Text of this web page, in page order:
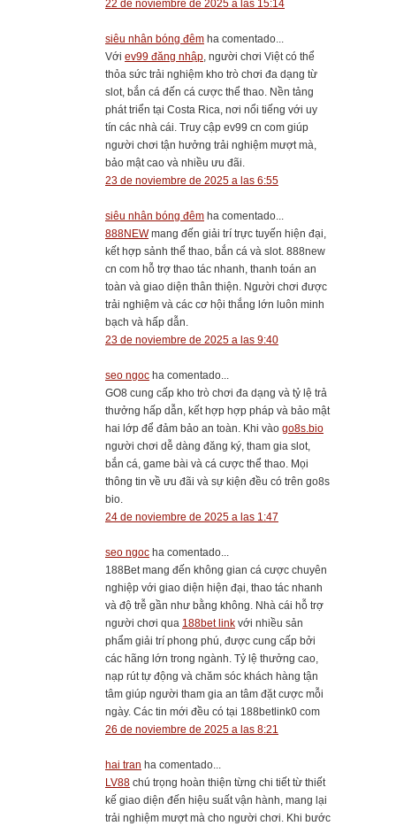
22 de noviembre de 2025 a las 15:14
siêu nhân bóng đêm ha comentado...
Với ev99 đăng nhập, người chơi Việt có thể
thỏa sức trải nghiệm kho trò chơi đa dạng từ
slot, bắn cá đến cá cược thể thao. Nền tảng
phát triển tại Costa Rica, nơi nổi tiếng với uy
tín các nhà cái. Truy cập ev99 cn com giúp
người chơi tận hưởng trải nghiệm mượt mà,
bảo mật cao và nhiều ưu đãi.
23 de noviembre de 2025 a las 6:55
siêu nhân bóng đêm ha comentado...
888NEWmang đến giải trí trực tuyến hiện đại,
kết hợp sảnh thể thao, bắn cá và slot. 888new
cn com hỗ trợ thao tác nhanh, thanh toán an
toàn và giao diện thân thiện. Người chơi được
trải nghiệm và các cơ hội thắng lớn luôn minh
bạch và hấp dẫn.
23 de noviembre de 2025 a las 9:40
seo ngoc ha comentado...
GO8 cung cấp kho trò chơi đa dạng và tỷ lệ trả
thưởng hấp dẫn, kết hợp hợp pháp và bảo mật
hai lớp để đảm bảo an toàn. Khi vào go8s.bio
người chơi dễ dàng đăng ký, tham gia slot,
bắn cá, game bài và cá cược thể thao. Mọi
thông tin về ưu đãi và sự kiện đều có trên go8s
bio.
24 de noviembre de 2025 a las 1:47
seo ngoc ha comentado...
188Bet mang đến không gian cá cược chuyên
nghiệp với giao diện hiện đại, thao tác nhanh
và độ trễ gần như bằng không. Nhà cái hỗ trợ
người chơi qua 188bet link với nhiều sản
phẩm giải trí phong phú, được cung cấp bởi
các hãng lớn trong ngành. Tỷ lệ thưởng cao,
nạp rút tự động và chăm sóc khách hàng tận
tâm giúp người tham gia an tâm đặt cược mỗi
ngày. Các tin mới đều có tại 188betlink0 com
26 de noviembre de 2025 a las 8:21
hai tran ha comentado...
LV88 chú trọng hoàn thiện từng chi tiết từ thiết
kế giao diện đến hiệu suất vận hành, mang lại
trải nghiệm mượt mà cho người chơi. Khi bước